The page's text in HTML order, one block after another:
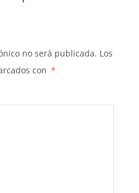
no será publicada. Los
con *